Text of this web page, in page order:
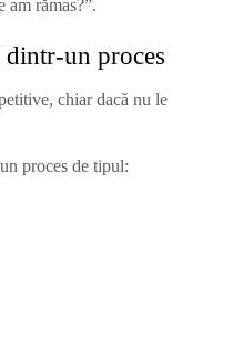
am rămas?”.
dintr-un proces
chiar dacă nu le
proces de tipul: